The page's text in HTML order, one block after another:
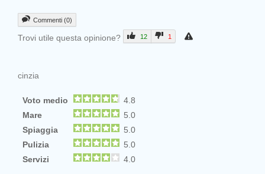
Commenti (0)
Trovi utile questa opinione? 12 1
cinzia
Voto medio
4.8
Mare
5.0
Spiaggia
5.0
Pulizia
5.0
Servizi
4.0